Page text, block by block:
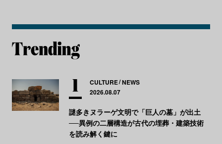
CULTURE NEWS
2026.08.07
謎多きヌラーゲ文明で「巨人の墓」が出土
──異例の二層構造が古代の埋葬・建築技術
を読み解く鍵に